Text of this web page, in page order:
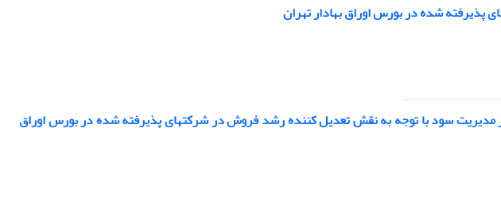
پذیرفته شده در بورس اوراق بهادار تهران
سود با توجه به نقش تعدیل کننده رشد فروش در شرکتهای پذیرفته شده در بورس اوراق